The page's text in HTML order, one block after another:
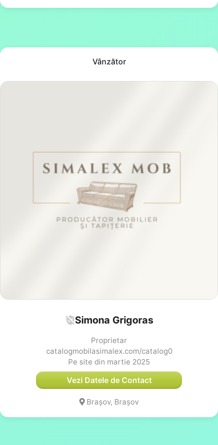
Vânzător
Simona Grigoras
Proprietar
catalogmobilasimalex.com/catalog0
Pe site din martie 2025
Vezi Datele de Contact
Brașov, Brașov